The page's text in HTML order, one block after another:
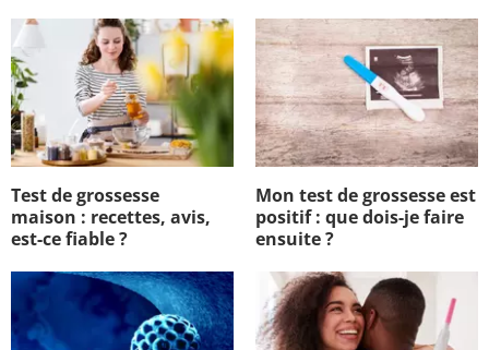
Test de grossesse
maison : recettes, avis,
est-ce fiable ?
Mon test de grossesse est
positif : que dois-je faire
ensuite ?